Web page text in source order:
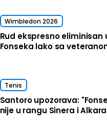
Wimbledon 2026
Rud ekspresno eliminisan
Fonseka lako sa
Tenis
Santoro upozorava:
nije u rangu Sinera i